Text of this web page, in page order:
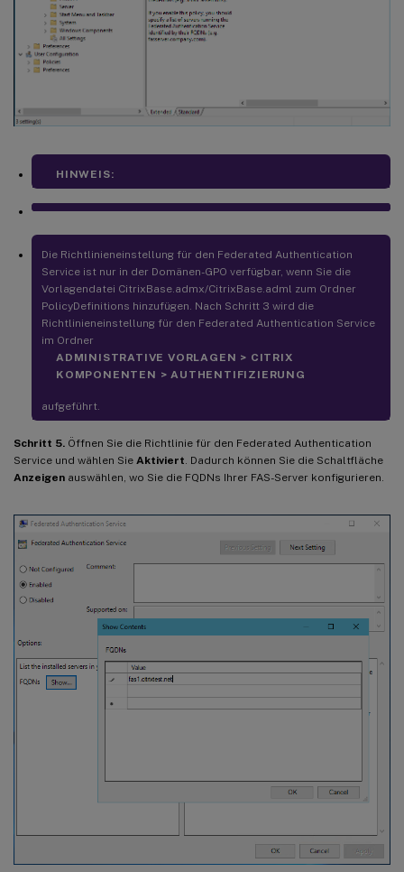
HINWEIS:
Die Richtlinieneinstellung für den Federated Authentication
Service ist nur in der Domänen-GPO verfügbar, wenn Sie die
Vorlagendatei CitrixBase.admx/CitrixBase.adml zum Ordner
PolicyDefinitions hinzufügen. Nach Schritt 3 wird die
Richtlinieneinstellung für den Federated Authentication Service
im Ordner
ADMINISTRATIVE VORLAGEN > CITRIX
KOMPONENTEN > AUTHENTIFIZIERUNG
aufgeführt.
Schritt 5. Öffnen Sie die Richtlinie für den Federated Authentication
Service und wählen Sie Aktiviert. Dadurch können Sie die Schaltfläche
Anzeigen auswählen, wo Sie die FQDNs Ihrer FAS-Server konfigurieren.